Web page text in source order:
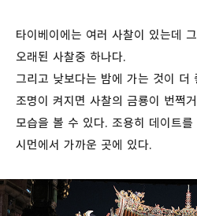
타이베이에는 여러 사찰이 있는데
오래된 사찰중 하나다.
그리고 낮보다는 밤에 가는 것이 더
조명이 켜지면 사찰의 금룡이 번쩍
모습을 볼 수 있다. 조용히 데이트
시먼에서 가까운 곳에 있다.